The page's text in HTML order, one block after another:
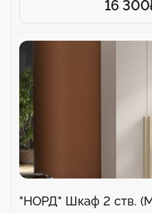
16 300
"НОРД" Шкаф 2 ств.